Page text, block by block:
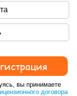
вы принимаете
договора